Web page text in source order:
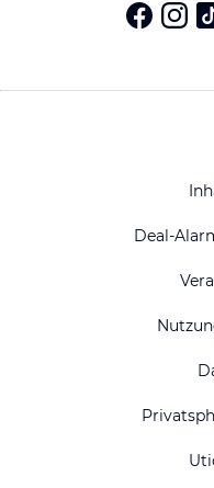
Deal-